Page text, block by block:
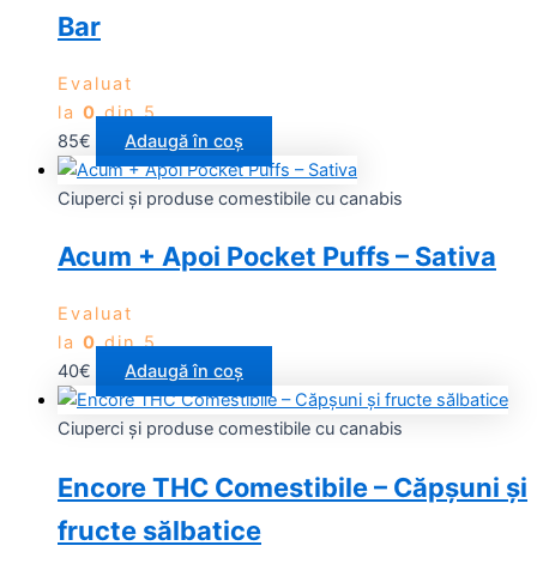
Bar
Evaluat
la 0din 5
85€ Adaugă în coș
Ciuperci și produse comestibile cu canabis
Acum + Apoi Pocket Puffs – Sativa
Evaluat
la 0din 5
40€ Adaugă în coș
Ciuperci și produse comestibile cu canabis
Encore THC Comestibile – Căpșuni și
fructe sălbatice